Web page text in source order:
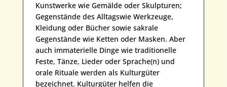
Kunstwerke wie Gemälde oder Skulpturen;
Gegenstände des Alltagswie Werkzeuge,
Kleidung oder Bücher sowie sakrale
Gegenstände wie Ketten oder Masken. Aber
auch immaterielle Dinge wie traditionelle
Feste, Tänze, Lieder oder Sprache(n) und
orale Rituale werden als Kulturgüter
bezeichnet. Kulturgüter helfen die